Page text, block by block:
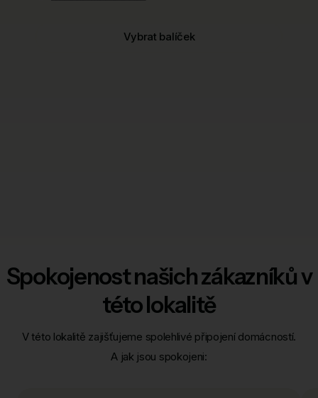
Vybrat balíček
Spokojenost našich zákazníků v
této lokalitě
V této lokalitě zajišťujeme spolehlivé připojení domácností.
A jak jsou spokojeni: